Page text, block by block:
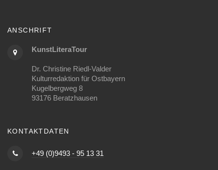
ANSCHRIFT
KunstLiteraTour
Dr. Christine Riedl-Valder
Kulturredaktion für Ostbayern
Kugelbergweg 8
93176 Beratzhausen
KONTAKTDATEN
+49 (0)9493 - 95 13 31